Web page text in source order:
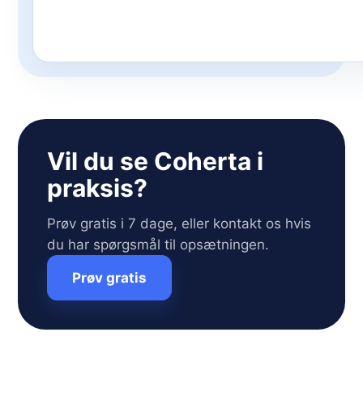
Vil du se Coherta i
praksis?
Prøv gratis i 7 dage, eller kontakt os hvis
du har spørgsmål til opsætningen.
Prøv gratis